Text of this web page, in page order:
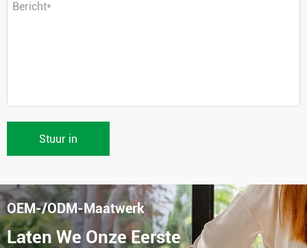
Stuur in
OEM-/ODM-Maatwerk
Laten We Onze Eerste